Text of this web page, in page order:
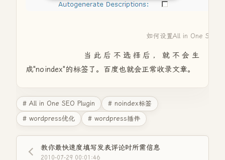
如何设置All in One SEO
当此后不选择后，就不会生
成"noindex"的标签了。百度也就会正常收录文章。
# All in One SEO Plugin
# noindex标签
# wordpress优化
# wordpress插件
教你最快速度填写发表评论时所需信息
2010-07-29 00:01:46